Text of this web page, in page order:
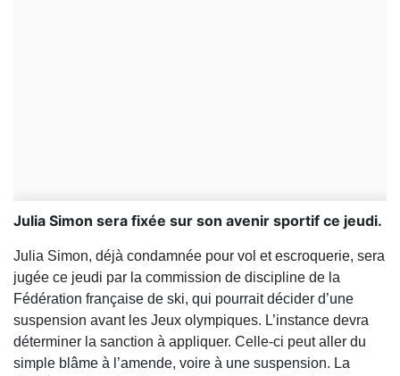
Julia Simon sera fixée sur son avenir sportif ce jeudi.
Julia Simon, déjà condamnée pour vol et escroquerie, sera
jugée ce jeudi par la commission de discipline de la
Fédération française de ski, qui pourrait décider d’une
suspension avant les Jeux olympiques. L’instance devra
déterminer la sanction à appliquer. Celle-ci peut aller du
simple blâme à l’amende, voire à une suspension. La